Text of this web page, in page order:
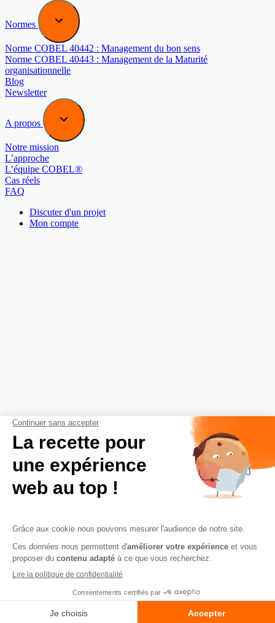
Normes
Norme COBEL 40442 : Management du bon sens
Norme COBEL 40443 : Management de la Maturité
organisationnelle
Blog
Newsletter
A propos
Notre mission
L’approche
L’équipe COBEL®
Cas réels
FAQ
Discuter d'un projet
Mon compte